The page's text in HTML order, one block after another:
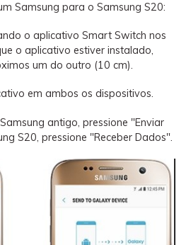
Samsung para o Samsung S20:
o aplicativo Smart Switch nos
o aplicativo estiver instalado,
um do outro (10 cm).
em ambos os dispositivos.
antigo, pressione "Enviar
S20, pressione "Receber Dados".